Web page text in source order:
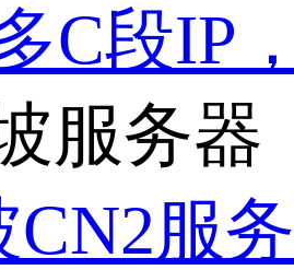
C段IP
服务器
CN2服